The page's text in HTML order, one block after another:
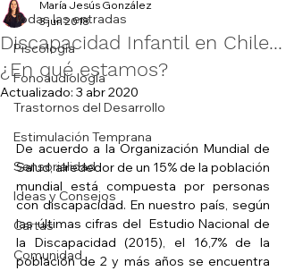
Todas las entradas
Piscología
Fonoaudiología
Trastornos del Desarrollo
Estimulación Temprana
Sensorialidad
Ideas y Consejos
Cartas
Comunidad
Discapacidad Infantil en Chile...
¿En qué estamos?
María Jesús González
3 jun 2018
Actualizado: 3 abr 2020
De acuerdo a la Organización Mundial de
Salud, alrededor de un 15% de la población
mundial está compuesta por personas
con discapacidad. En nuestro país, según
las últimas cifras del  Estudio Nacional de
la Discapacidad (2015), el 16,7% de la
población de 2 y más años se encuentra